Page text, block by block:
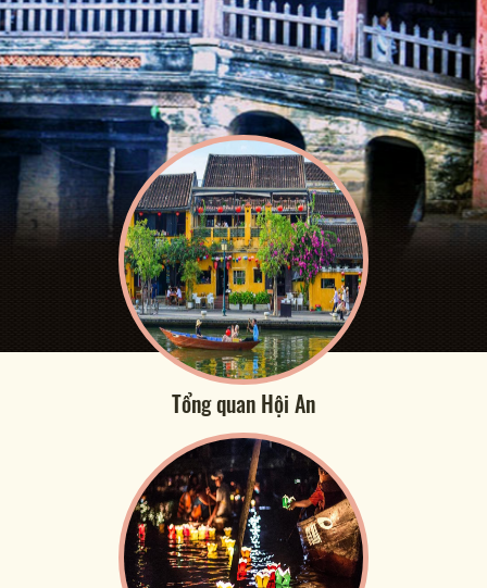
Tổng quan Hội An